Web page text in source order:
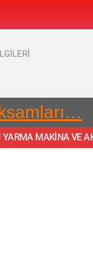
YARMA MAKİNA VE